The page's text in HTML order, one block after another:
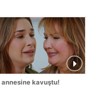
annesine kavuştu!